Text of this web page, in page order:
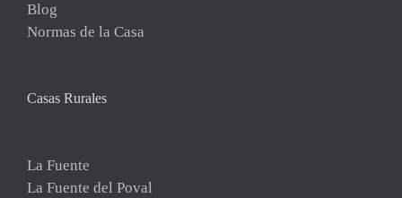
Blog
Normas de la Casa
Casas Rurales
La Fuente
La Fuente del Poval